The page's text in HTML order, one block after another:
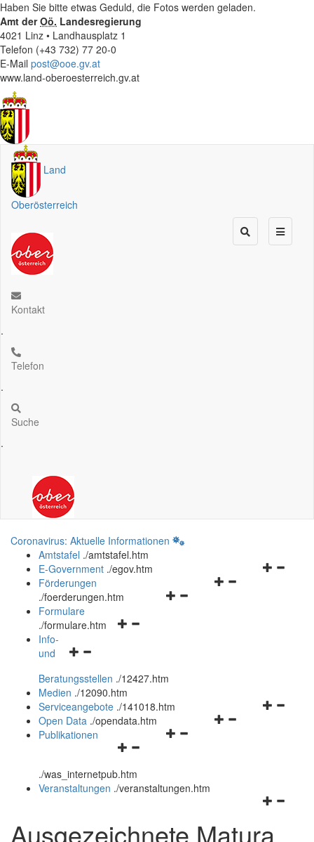
Haben Sie bitte etwas Geduld, die Fotos werden geladen.
Amt derOö. Landesregierung
4021 Linz • Landhausplatz 1
Telefon (+43 732) 77 20-0
E-Mail post@ooe.gv.at
www.land-oberoesterreich.gv.at
Land
Oberösterreich
Kontakt
.
Telefon
.
Suche
.
Coronavirus: Aktuelle Informationen
Amtstafel ./amtstafel.htm
Navigationsmenü
E-Government ./egov.htm
Navigationsmenü
Förderungen
./foerderungen.htm
Navigationsmenü
Formulare
./formulare.htm
Navigationsmenü
und
schließen
Info-
und
Beratungsstellen ./12427.htm
Medien ./12090.htm
Navigationsmenü
Serviceangebote ./141018.htm
Navigationsmenü
Open Data ./opendata.htm
Navigationsmenü
und
schließen
Publikationen
./was_internetpub.htm
und
Veranstaltungen ./veranstaltungen.htm
Ausgezeichnete Matura